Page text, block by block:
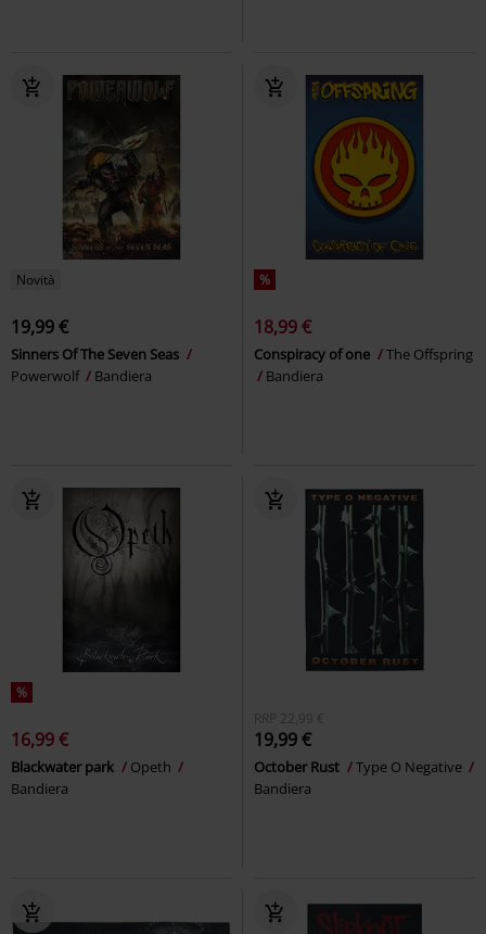
Novità
19,99 €
Sinners Of The Seven Seas
Powerwolf
Bandiera
%
18,99 €
Conspiracy of one
The Offspring
Bandiera
%
16,99 €
Blackwater park
Opeth
Bandiera
RRP 22,99 €
19,99 €
October Rust
Type O Negative
Bandiera